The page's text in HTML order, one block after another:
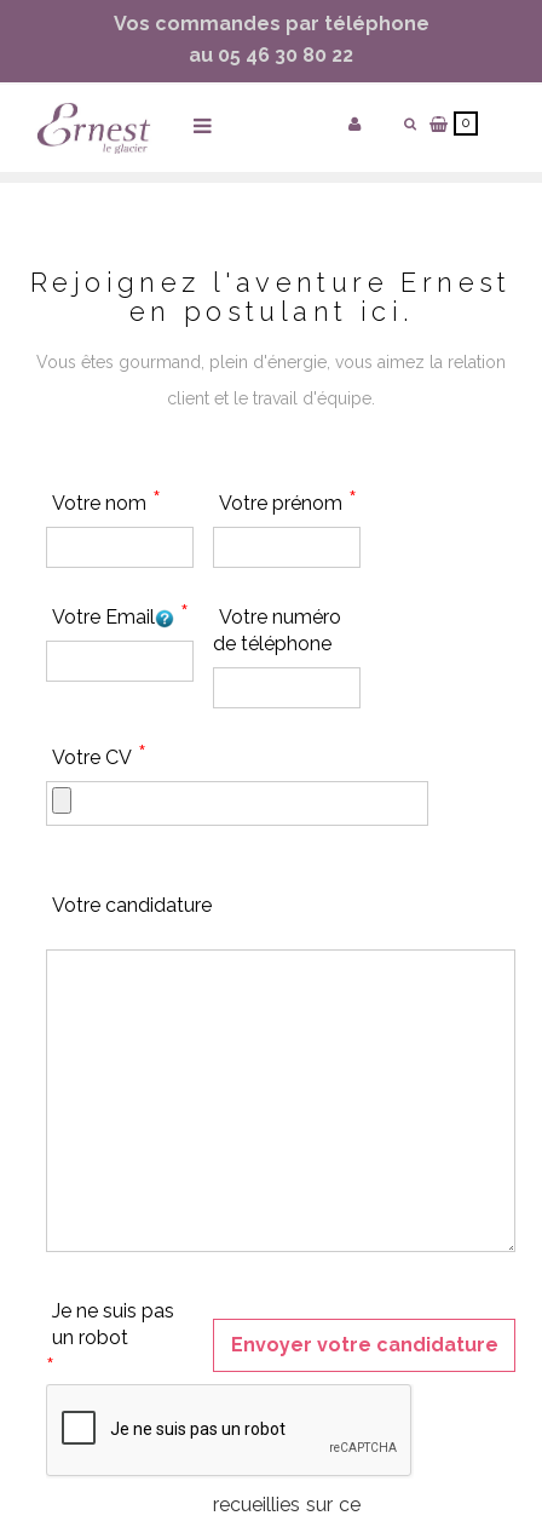
super clone watches
Vos commandes par téléphone
au 05 46 30 80 22
0
Accueil /Rejoignez-Nous !
Rejoignez l'aventure Ernest
en postulant ici.
Vous êtes gourmand, plein d'énergie, vous aimez la relation
client et le travail d'équipe.
Votre nom * Votre prénom *
Votre Email *
Votre numéro
de téléphone
Votre CV *
Votre candidature
Je ne suis pas
un robot
*
Les
recueillies sur ce